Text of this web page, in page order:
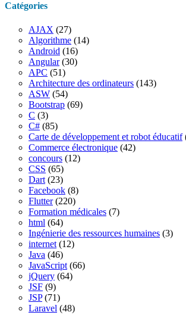
Catégories
AJAX (27)
Algorithme (14)
Android (16)
Angular(30)
APC (51)
Architecture des ordinateurs (143)
ASW (54)
Bootstrap (69)
C (3)
C# (85)
Carte de développement et robot éducatif
Commerce électronique (42)
concours (12)
CSS (65)
Dart (23)
Facebook (8)
Flutter(220)
Formation médicales (7)
html (64)
Ingénierie des ressources humaines (3)
internet (12)
Java (46)
JavaScript (66)
jQuery (64)
JSF (9)
JSP(71)
Laravel (48)